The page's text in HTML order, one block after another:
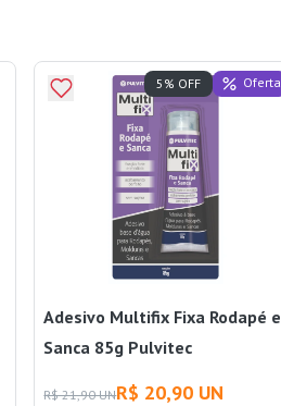
Adesivo Multifix Fixa Rodapé e
Sanca 85g Pulvitec
R$ 21,90 UNR$ 20,90 UN
5% OFF Oferta